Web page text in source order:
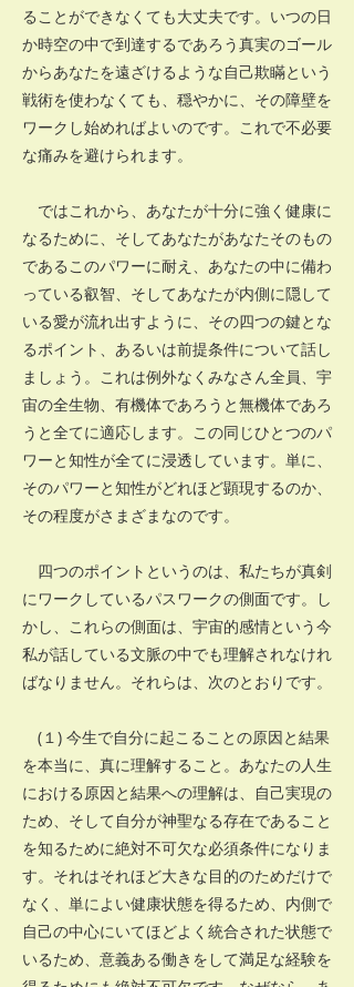
ることができなくても大丈夫です。いつの日
か時空の中で到達するであろう真実のゴール
からあなたを遠ざけるような自己欺瞞という
戦術を使わなくても、穏やかに、その障壁を
ワークし始めればよいのです。これで不必要
な痛みを避けられます。
ではこれから、あなたが十分に強く健康に
なるために、そしてあなたがあなたそのもの
であるこのパワーに耐え、あなたの中に備わ
っている叡智、そしてあなたが内側に隠して
いる愛が流れ出すように、その四つの鍵とな
るポイント、あるいは前提条件について話し
ましょう。これは例外なくみなさん全員、宇
宙の全生物、有機体であろうと無機体であろ
うと全てに適応します。この同じひとつのパ
ワーと知性が全てに浸透しています。単に、
そのパワーと知性がどれほど顕現するのか、
その程度がさまざまなのです。
四つのポイントというのは、私たちが真剣
にワークしているパスワークの側面です。し
かし、これらの側面は、宇宙的感情という今
私が話している文脈の中でも理解されなけれ
ばなりません。それらは、次のとおりです。
(１) 今生で自分に起こることの原因と結果
を本当に、真に理解すること。あなたの人生
における原因と結果への理解は、自己実現の
ため、そして自分が神聖なる存在であること
を知るために絶対不可欠な必須条件になりま
す。それはそれほど大きな目的のためだけで
なく、単によい健康状態を得るため、内側で
自己の中心にいてほどよく統合された状態で
いるため、意義ある働きをして満足な経験を